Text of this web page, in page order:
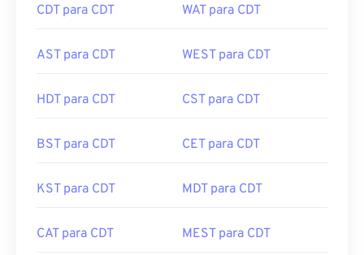
CDT para CDT WAT para CDT
AST para CDT WEST para CDT
HDT para CDT CST para CDT
BST para CDT CET para CDT
KST para CDT MDT para CDT
CAT para CDT MEST para CDT